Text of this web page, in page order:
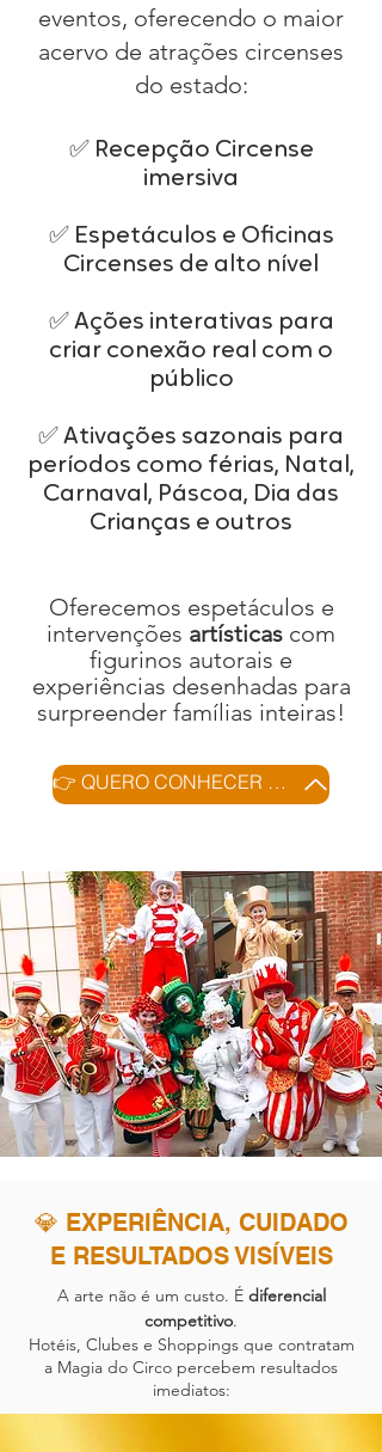
eventos, oferecendo o maior
acervo de atrações circenses
do estado:​
✅ Recepção Circense
imersiva
✅ Espetáculos e Oficinas
Circenses de alto nível
✅ Ações interativas para
criar conexão real com o
público
✅ Ativações sazonais para
períodos como férias, Natal,
Carnaval, Páscoa, Dia das
Crianças e outros
Oferecemos espetáculos e
intervenções artísticas com
figurinos autorais e
experiências desenhadas para
surpreender famílias inteiras!
👉 QUERO CONHECER AS ATRAÇÕES
💎 EXPERIÊNCIA, CUIDADO
E RESULTADOS VISÍVEIS
A arte não é um custo. É diferencial
competitivo.
Hotéis, Clubes e Shoppings que contratam
a Magia do Circo percebem resultados
imediatos: